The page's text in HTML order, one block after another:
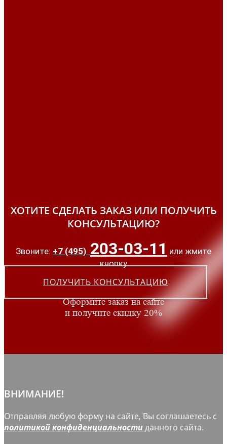
ХОТИТЕ СДЕЛАТЬ ЗАКАЗ ИЛИ ПОЛУЧИТЬ
КОНСУЛЬТАЦИЮ?
Звоните: +7 (495) 203-03-11 или жмите
кнопку
ПОЛУЧИТЬ КОНСУЛЬТАЦИЮ
Оформите заказ на сайте
и получите скидку 20%
ВНИМАНИЕ!
Отправляя любую форму на сайте, Вы соглашаетесь с
политикой конфиденциальностиданного сайта.